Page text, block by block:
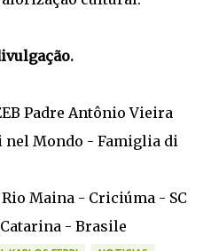
Padre Antônio Vieira
nel Mondo - Famiglia di
Maina - Criciúma - SC
- Brasile